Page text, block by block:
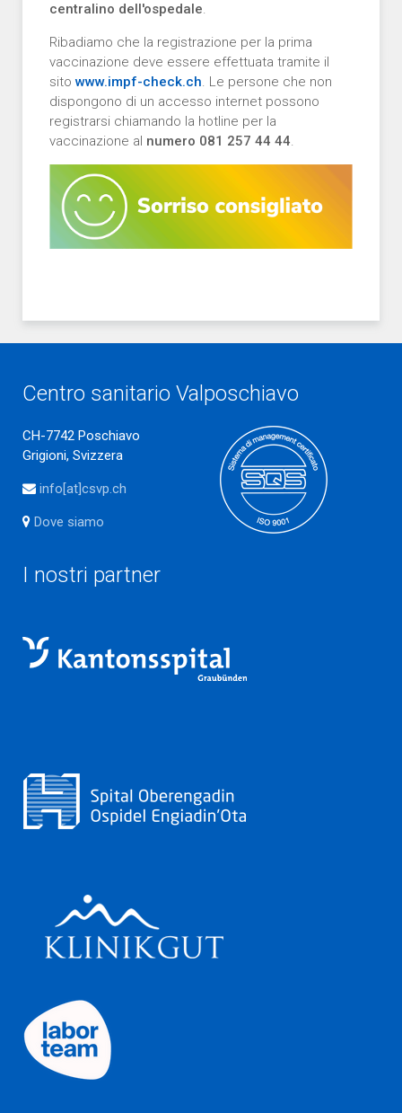
centralino dell'ospedale.
Ribadiamo che la registrazione per la prima
vaccinazione deve essere effettuata tramite il
sito www.impf-check.ch. Le persone che non
dispongono di un accesso internet possono
registrarsi chiamando la hotline per la
vaccinazione al numero 081 257 44 44.
Centro sanitario Valposchiavo
CH-7742 Poschiavo
Grigioni, Svizzera
info[at]csvp.ch
Dove siamo
I nostri partner